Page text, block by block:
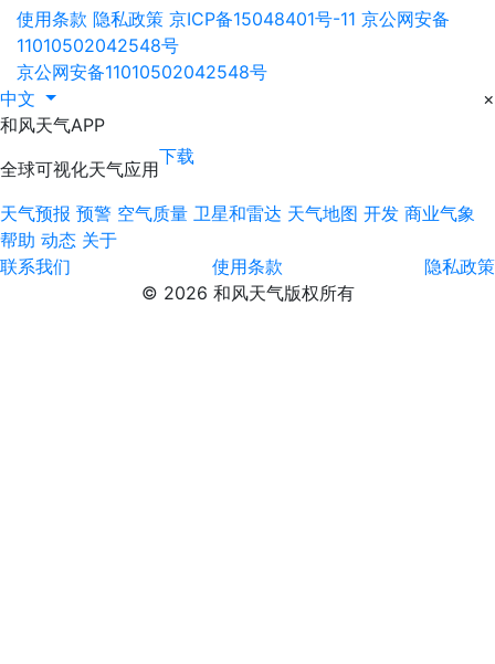
使用条款 隐私政策 京ICP备15048401号-11 京公网安备
11010502042548号
京公网安备11010502042548号
中文
×
和风天气APP
全球可视化天气应用
下载
天气预报 预警 空气质量 卫星和雷达 天气地图 开发 商业气象
帮助 动态 关于
联系我们
使用条款
隐私政策
© 2026 和风天气版权所有